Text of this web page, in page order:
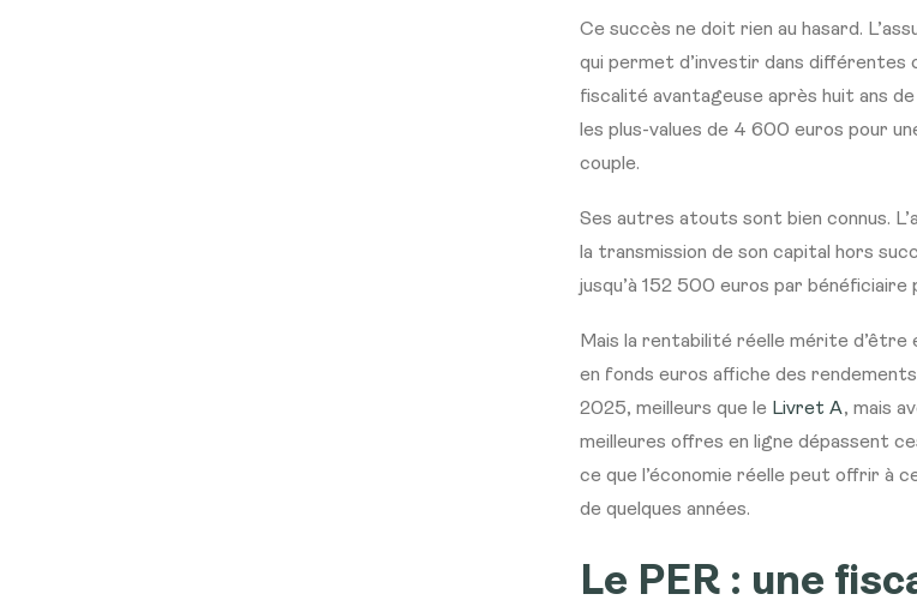
Ce succès ne doit rien au hasard.
qui permet d’investir dans différentes
fiscalité avantageuse après huit ans
les plus-values de 4 600 euros pour
couple.
Ses autres atouts sont bien connus.
la transmission de son capital hors
jusqu’à 152 500 euros par
Mais la rentabilité réelle mérite d’être
en fonds euros affiche des
2025, meilleurs que le Livret A, mais
meilleures offres en ligne dépassent
ce que l’économie réelle peut offrir à
de quelques années.
Le PER : une